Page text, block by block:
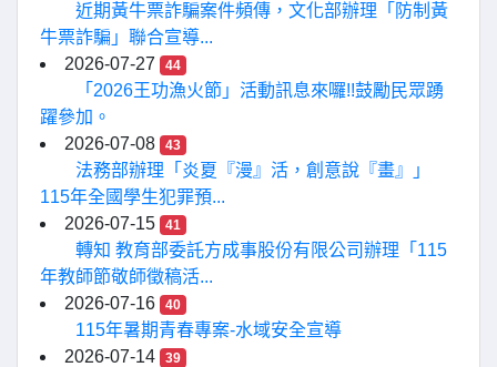
近期黃牛票詐騙案件頻傳，文化部辦理「防制黃
牛票詐騙」聯合宣導...
2026-07-27
44
「2026王功漁火節」活動訊息來囉!!鼓勵民眾踴
躍參加。
2026-07-08
43
法務部辦理「炎夏『漫』活，創意說『畫』」
115年全國學生犯罪預...
2026-07-15
41
轉知 教育部委託方成事股份有限公司辦理「115
年教師節敬師徵稿活...
2026-07-16
40
115年暑期青春專案-水域安全宣導
2026-07-14
39